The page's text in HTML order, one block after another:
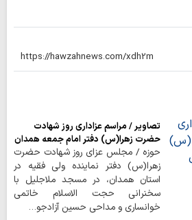
تصاویر / مراسم عزاداری روز شهادت
حضرت زهرا(س) دفتر امام جمعه همدان
حوزه / مجلس عزای روز شهادت حضرت
زهرا(س) دفتر نماینده ولی فقیه در
استان همدان، در مسجد ملاجلیل با
سخنرانی حجت الاسلام خاتمی
خوانساری و مداحی حسین آزادجو…